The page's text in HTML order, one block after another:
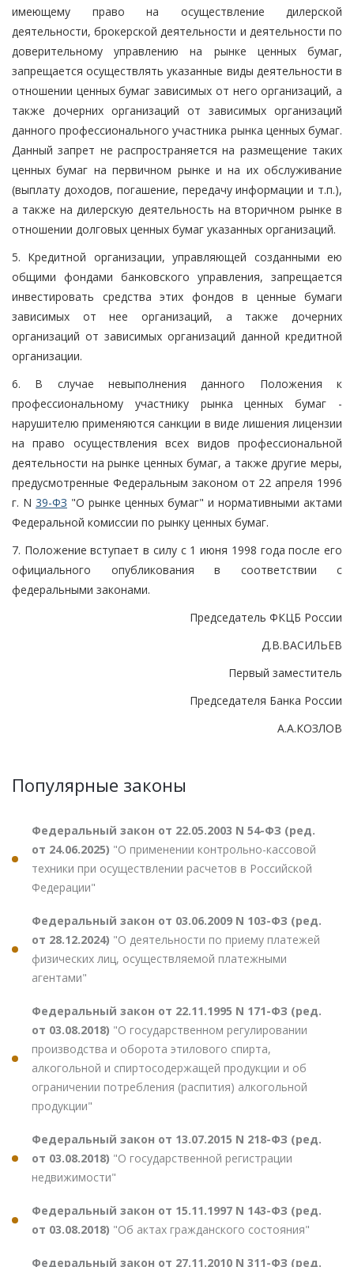
имеющему право на осуществление дилерской
деятельности, брокерской деятельности и деятельности по
доверительному управлению на рынке ценных бумаг,
запрещается осуществлять указанные виды деятельности в
отношении ценных бумаг зависимых от него организаций, а
также дочерних организаций от зависимых организаций
данного профессионального участника рынка ценных бумаг.
Данный запрет не распространяется на размещение таких
ценных бумаг на первичном рынке и на их обслуживание
(выплату доходов, погашение, передачу информации и т.п.),
а также на дилерскую деятельность на вторичном рынке в
отношении долговых ценных бумаг указанных организаций.
5. Кредитной организации, управляющей созданными ею
общими фондами банковского управления, запрещается
инвестировать средства этих фондов в ценные бумаги
зависимых от нее организаций, а также дочерних
организаций от зависимых организаций данной кредитной
организации.
6. В случае невыполнения данного Положения к
профессиональному участнику рынка ценных бумаг -
нарушителю применяются санкции в виде лишения лицензии
на право осуществления всех видов профессиональной
деятельности на рынке ценных бумаг, а также другие меры,
предусмотренные Федеральным законом от 22 апреля 1996
г. N 39-ФЗ "О рынке ценных бумаг" и нормативными актами
Федеральной комиссии по рынку ценных бумаг.
7. Положение вступает в силу с 1 июня 1998 года после его
официального опубликования в соответствии с
федеральными законами.
Председатель ФКЦБ России
Д.В.ВАСИЛЬЕВ
Первый заместитель
Председателя Банка России
А.А.КОЗЛОВ
Популярные законы
Федеральный закон от 22.05.2003 N 54-ФЗ (ред.
от 24.06.2025) "О применении контрольно-кассовой
техники при осуществлении расчетов в Российской
Федерации"
Федеральный закон от 03.06.2009 N 103-ФЗ (ред.
от 28.12.2024) "О деятельности по приему платежей
физических лиц, осуществляемой платежными
агентами"
Федеральный закон от 22.11.1995 N 171-ФЗ (ред.
от 03.08.2018) "О государственном регулировании
производства и оборота этилового спирта,
алкогольной и спиртосодержащей продукции и об
ограничении потребления (распития) алкогольной
продукции"
Федеральный закон от 13.07.2015 N 218-ФЗ (ред.
от 03.08.2018) "О государственной регистрации
недвижимости"
Федеральный закон от 15.11.1997 N 143-ФЗ (ред.
от 03.08.2018) "Об актах гражданского состояния"
Федеральный закон от 27.11.2010 N 311-ФЗ (ред.